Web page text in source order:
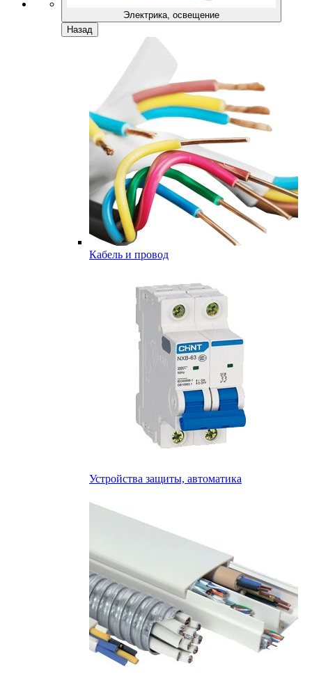
Электрика, освещение
Назад
Кабель и провод
Устройства защиты, автоматика